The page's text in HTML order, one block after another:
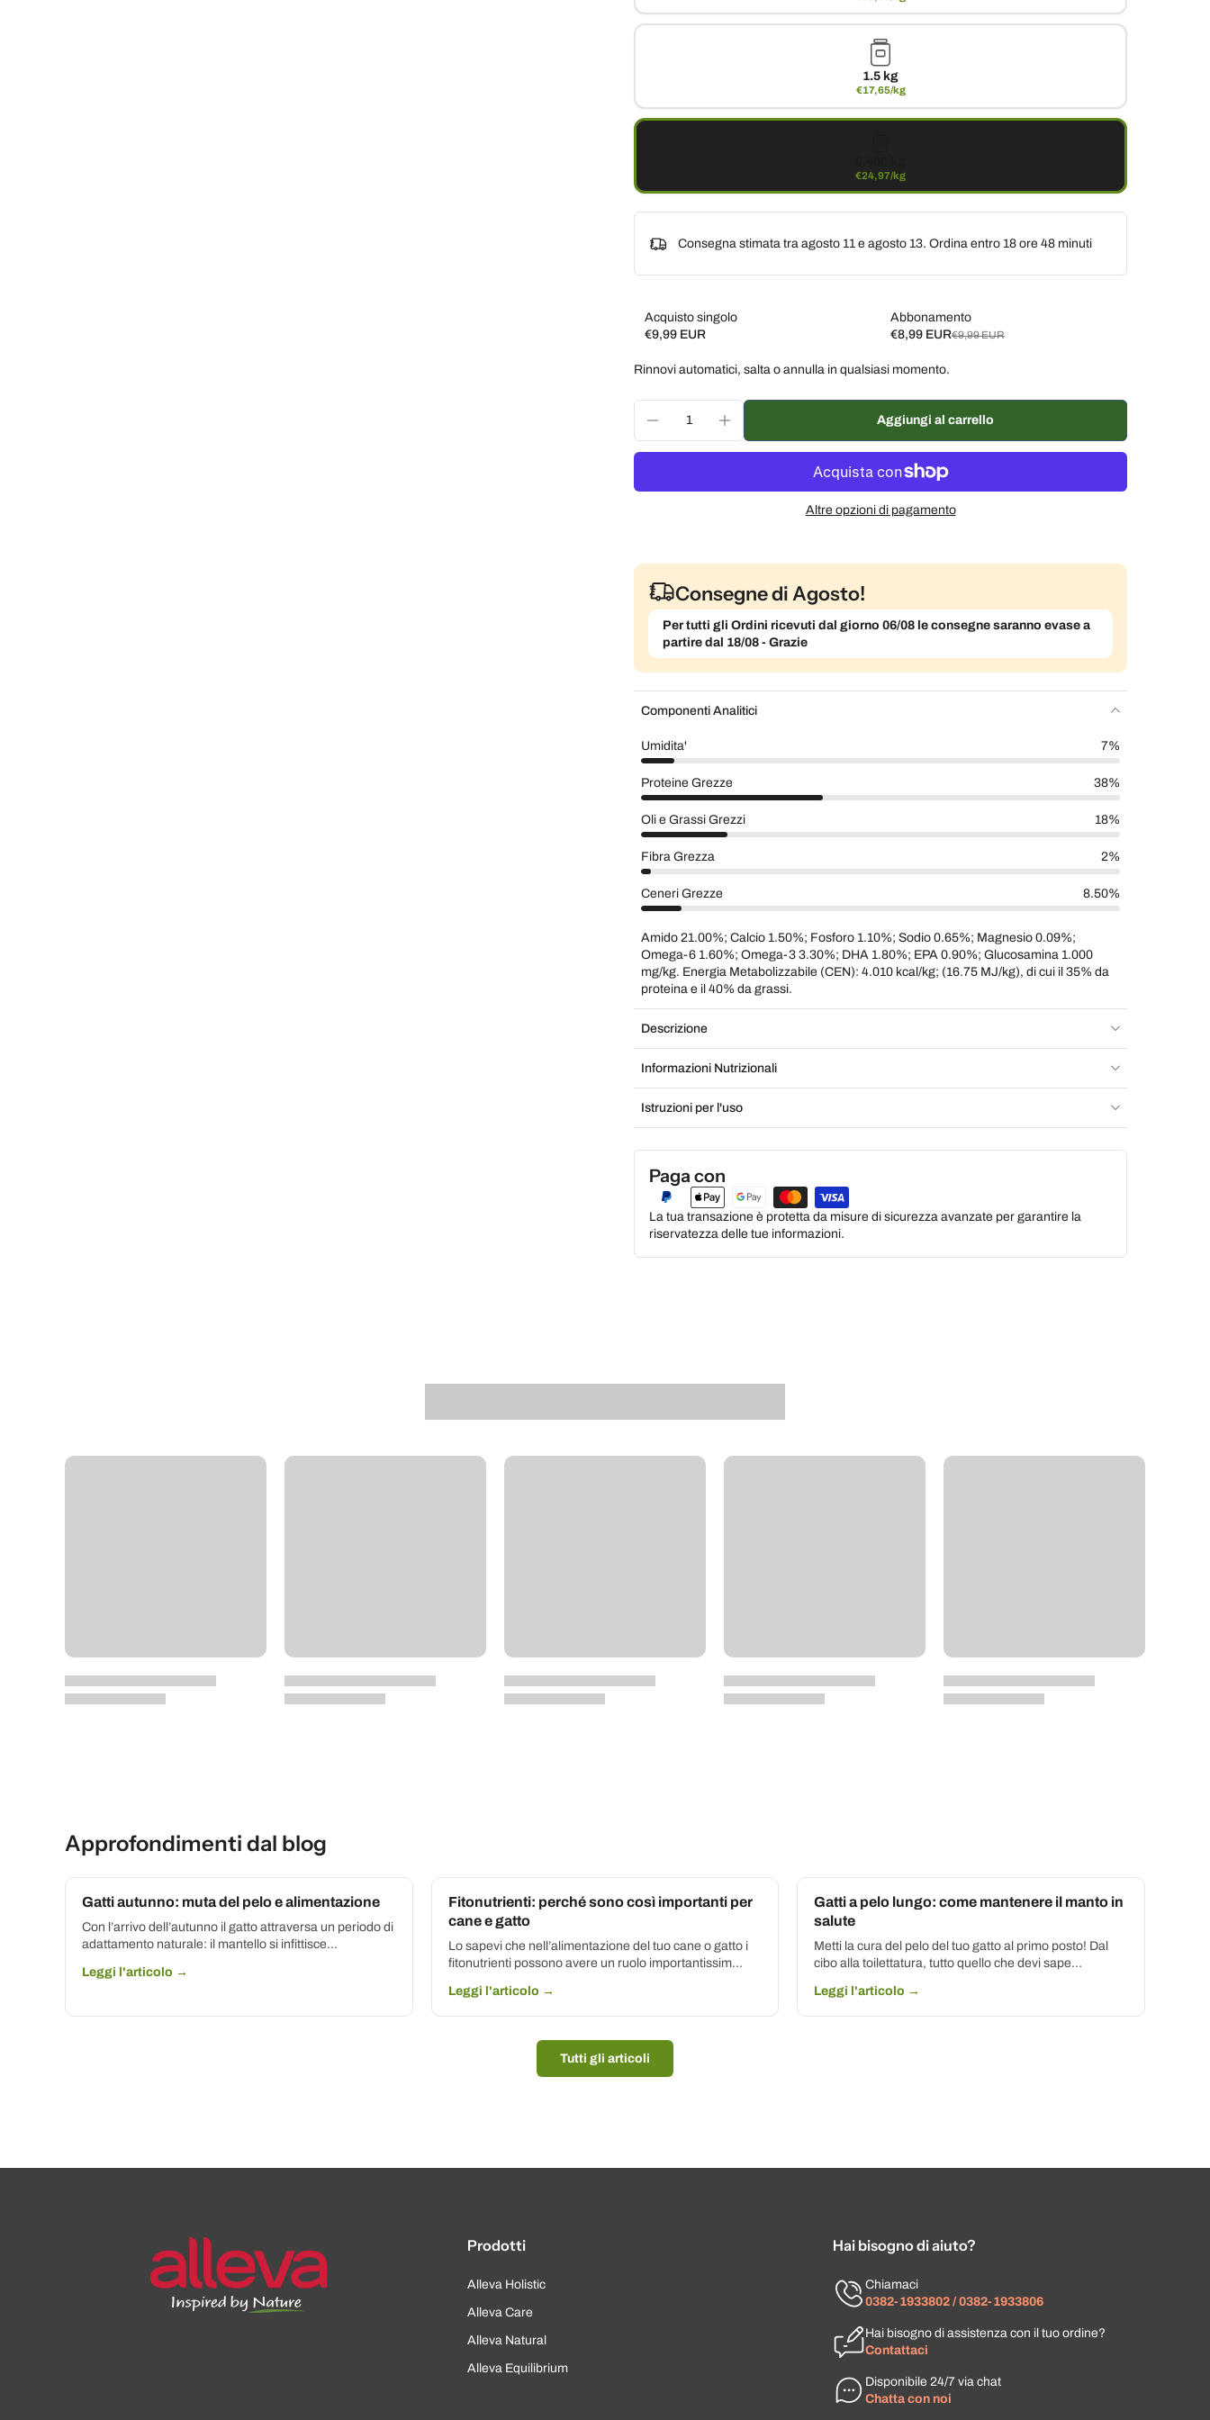
1.5 kg
€17,65/kg
€24,97/kg
Consegna stimata tra agosto 11 e agosto 13. Ordina entro 18 ore 48 minuti
Acquisto singolo
€9,99 EUR
Abbonamento
€8,99 EUR€9,99 EUR
Subscribe and save
Consegna ogni mese, 5% di sconto
Rinnovi automatici, salta o annulla in qualsiasi momento.
Aggiungi al carrello
Altre opzioni di pagamento
Consegne di Agosto!
Per tutti gli Ordini ricevuti dal giorno 06/08 le consegne saranno evase a
partire dal 18/08 - Grazie
Componenti Analitici
Umidita' 7%
Proteine Grezze 38%
Oli e Grassi Grezzi 18%
Fibra Grezza 2%
Ceneri Grezze 8.50%
Amido 21.00%; Calcio 1.50%; Fosforo 1.10%; Sodio 0.65%; Magnesio 0.09%;
Omega-6 1.60%; Omega-3 3.30%; DHA 1.80%; EPA 0.90%; Glucosamina 1.000
mg/kg. Energia Metabolizzabile (CEN): 4.010 kcal/kg; (16.75 MJ/kg), di cui il 35% da
proteina e il 40% da grassi.
Descrizione
Informazioni Nutrizionali
Istruzioni per l'uso
Paga con
La tua transazione è protetta da misure di sicurezza avanzate per garantire la
riservatezza delle tue informazioni.
Approfondimenti dal blog
Gatti autunno: muta del pelo e alimentazione
Con l’arrivo dell’autunno il gatto attraversa un periodo di
adattamento naturale: il mantello si infittisce...
Leggi l'articolo →
Fitonutrienti: perché sono così importanti per
cane e gatto
Lo sapevi che nell’alimentazione del tuo cane o gatto i
fitonutrienti possono avere un ruolo importantissim...
Leggi l'articolo →
Gatti a pelo lungo: come mantenere il manto in
salute
Metti la cura del pelo del tuo gatto al primo posto! Dal
cibo alla toilettatura, tutto quello che devi sape...
Leggi l'articolo →
Tutti gli articoli
Prodotti
Alleva Holistic
Alleva Care
Alleva Natural
Alleva Equilibrium
Hai bisogno di aiuto?
Chiamaci
0382-1933802 / 0382-1933806
Hai bisogno di assistenza con il tuo ordine?
Contattaci
Disponibile 24/7 via chat
Chatta con noi